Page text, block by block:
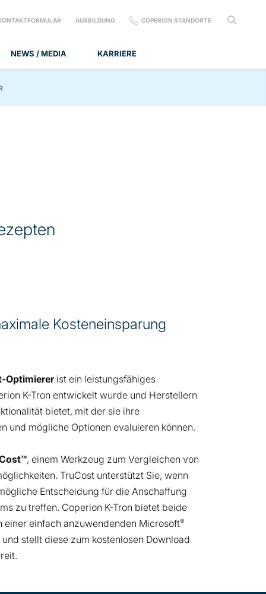
NEWS / MEDIA KARRIERE
AUSBILDUNG COPERION STANDORTE
Kosteneinsparung
Optimierer ist ein leistungsfähiges
K-Tron entwickelt wurde und Herstellern
bietet, mit der sie ihre
und mögliche Optionen evaluieren können.
, einem Werkzeug zum Vergleichen von
TruCost unterstützt Sie, wenn
Entscheidung für die Anschaffung
zu treffen. Coperion K-Tron bietet beide
einer einfach anzuwendenden Microsoft®
stellt diese zum kostenlosen Download